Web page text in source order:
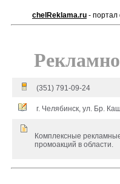
chelReklama.ru - портал
(351) 791-09-24
г. Челябинск, ул. Бр.
Комплексные
промоакций в области.